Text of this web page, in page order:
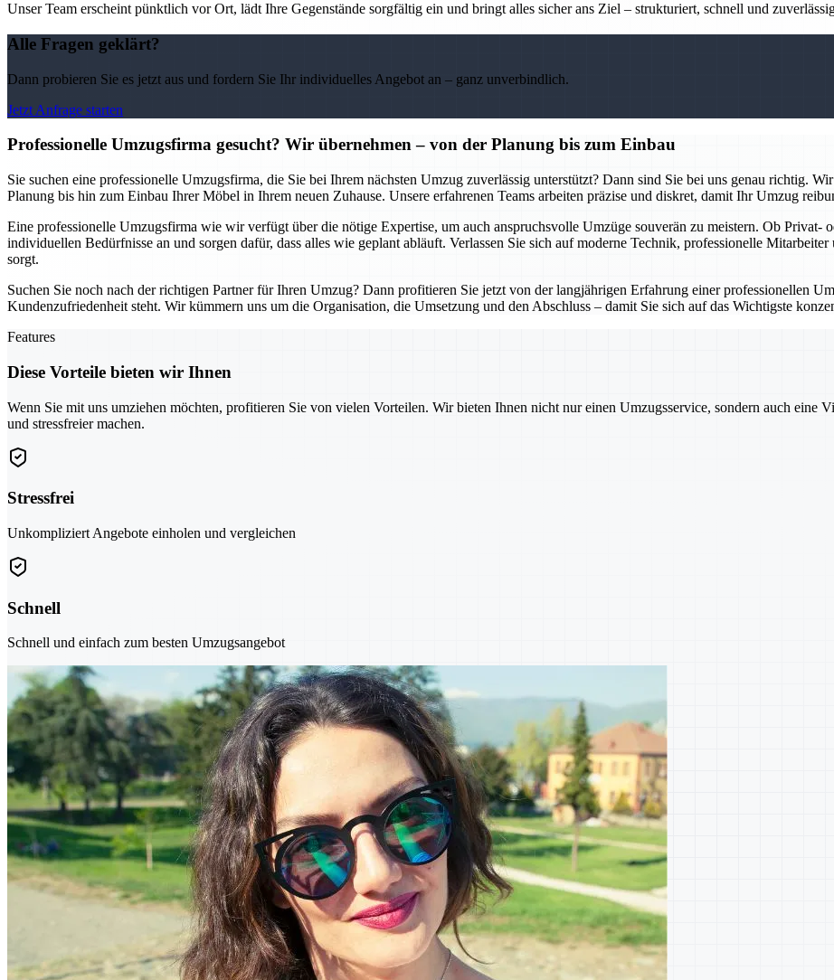
Unser Team erscheint pünktlich vor Ort, lädt Ihre Gegenstände sorgfältig ein und bringt alles sicher ans Ziel – strukturiert, schnell und
Alle Fragen geklärt?
Dann probieren Sie es jetzt aus und fordern Sie Ihr individuelles Angebot an – ganz unverbindlich.
Jetzt Anfrage starten
Professionelle Umzugsfirma gesucht? Wir übernehmen – von der Planung bis zum Einbau
Sie suchen eine professionelle Umzugsfirma, die Sie bei Ihrem nächsten Umzug zuverlässig unterstützt? Dann sind Sie bei uns genau richtig.
Planung bis hin zum Einbau Ihrer Möbel in Ihrem neuen Zuhause. Unsere erfahrenen Teams arbeiten präzise und diskret, damit Ihr Umzug
Eine professionelle Umzugsfirma wie wir verfügt über die nötige Expertise, um auch anspruchsvolle Umzüge souverän zu meistern. Ob Privat-
individuellen Bedürfnisse an und sorgen dafür, dass alles wie geplant abläuft. Verlassen Sie sich auf moderne Technik, professionelle
sorgt.
Suchen Sie noch nach der richtigen Partner für Ihren Umzug? Dann profitieren Sie jetzt von der langjährigen Erfahrung einer professionellen
Kundenzufriedenheit steht. Wir kümmern uns um die Organisation, die Umsetzung und den Abschluss – damit Sie sich auf das Wichtigste
Features
Diese Vorteile bieten wir Ihnen
Wenn Sie mit uns umziehen möchten, profitieren Sie von vielen Vorteilen. Wir bieten Ihnen nicht nur einen Umzugsservice, sondern auch eine
und stressfreier machen.
Stressfrei
Unkompliziert Angebote einholen und vergleichen
Schnell
Schnell und einfach zum besten Umzugsangebot